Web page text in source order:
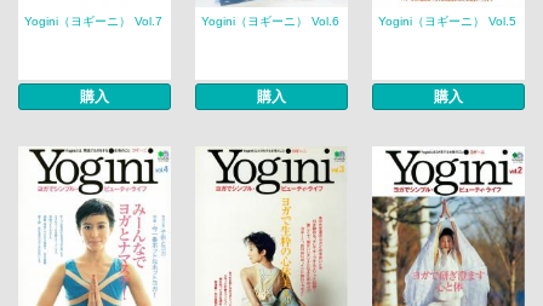
Yogini（ヨギーニ） Vol.7
購入
Yogini（ヨギーニ） Vol.6
購入
Yogini（ヨギーニ） Vol.5
購入